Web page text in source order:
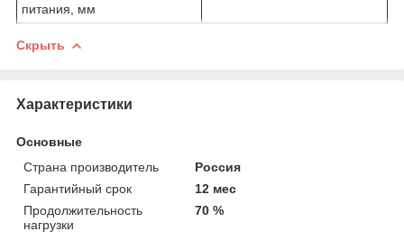
питания, мм
Скрыть
Характеристики
Основные
Страна производитель
Россия
Гарантийный срок
12 мес
Продолжительность
нагрузки
70 %